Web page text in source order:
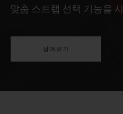
맞춤 스트랩 선택 기능을
살펴보기